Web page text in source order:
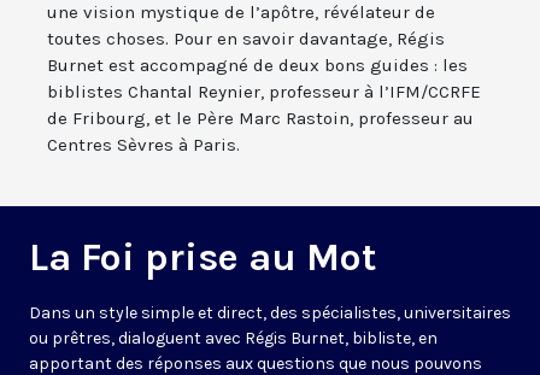
une vision mystique de l’apôtre, révélateur de
toutes choses. Pour en savoir davantage, Régis
Burnet est accompagné de deux bons guides : les
biblistes Chantal Reynier, professeur à l’IFM/CCRFE
de Fribourg, et le Père Marc Rastoin, professeur au
Centres Sèvres à Paris.
La Foi prise au Mot
Dans un style simple et direct, des spécialistes, universitaires
ou prêtres, dialoguent avec Régis Burnet, bibliste, en
apportant des réponses aux questions que nous pouvons